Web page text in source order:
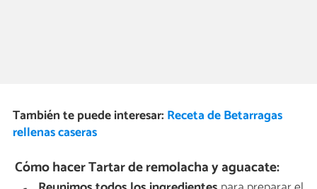
También te puede interesar: Receta de Betarragas
rellenas caseras
Cómo hacer Tartar de remolacha y aguacate: